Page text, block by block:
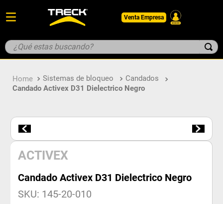
Venta Empresa
¿Qué estas buscando?
Sistemas de bloqueo
Candados
Candado Activex D31 Dielectrico Negro
ACTIVEX
Candado Activex D31 Dielectrico Negro
SKU: 145-20-010
1. botin